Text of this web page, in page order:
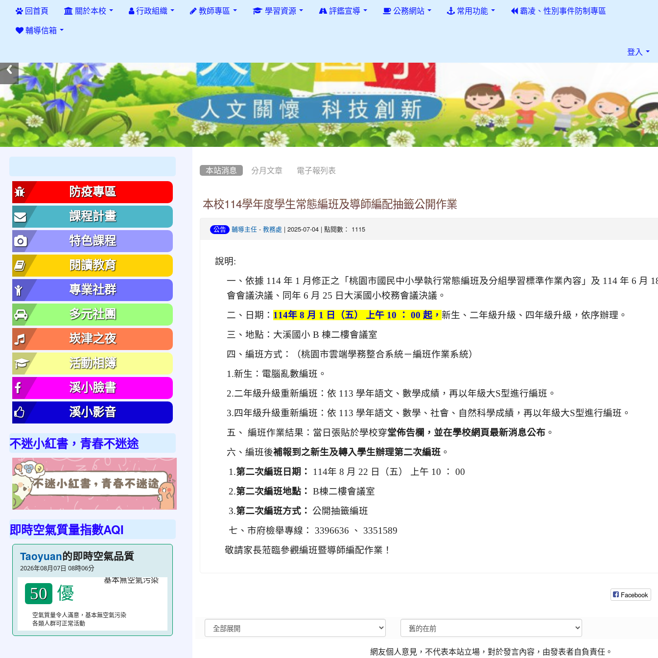
回首頁 關於本校 行政組織 教師專區 學習資源 評鑑宣導 公務網站 常用功能 霸凌、性別事件防制專區
輔導信箱
登入
本站消息 分月文章 電子報列表
本校114學年度學生常態編班及導師編配抽籤公開作業
公告 輔導主任- 教務處 | 2025-07-04 | 點閱數： 1115
說明:
一、依據 114 年 1 月修正之「桃園市國民中小學執行常態編班及分組學習標準作業內容」及 114 年 6 月
會會議決議、同年 6 月 25 日大溪國小校務會議決議。
二、日期： 114年 8 月 1 日（五） 上午 10 ： 00 起， 新生、二年級升級、四年級升級，依序辦理。
三、地點：大溪國小 B 棟二樓會議室
四、編班方式：（桃園市雲端學務整合系統－編班作業系統）
1.新生：電腦亂數編班。
2.二年級升級重新編班：依 113 學年語文、數學成績，再以年級大S型進行編班。
3.四年級升級重新編班：依 113 學年語文、數學、社會、自然科學成績，再以年級大S型進行編班。
五、 編班作業結果：當日張貼於學校穿堂佈告欄，並在學校網頁最新消息公布。
六、編班後補報到之新生及轉入學生辦理第二次編班。
1.第二次編班日期： 114年 8 月 22 日（五） 上午 10 ： 00
2.第二次編班地點： B棟二樓會議室
3.第二次編班方式： 公開抽籤編班
七、市府檢舉專線： 3396636 、 3351589
敬請家長蒞臨參觀編班暨導師編配作業！
Facebook
網友個人意見，不代表本站立場，對於發言內容，由發表者自負責任。
防疫專區
課程計畫
特色課程
閱讀教育
專業社群
多元社團
崁津之夜
活動相簿
溪小臉書
溪小影音
不迷小紅書，青春不迷途
to
https://
即時空氣質量指數AQI
Taoyuan的即時空氣品質
2026年08月07日 08時06分
50 優
空氣質量令人滿意，基本無空氣污染
各類人群可正常活動